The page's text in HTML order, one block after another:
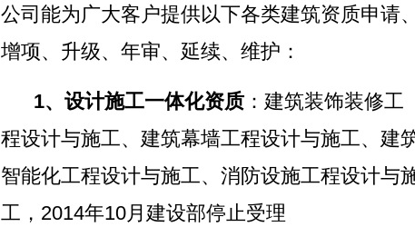
公司能为广大客户提供以下各类建筑资质申请
增项、升级、年审、延续、维护：
1、设计施工一体化资质 ：建筑装饰装修工
程设计与施工、建筑幕墙工程设计与施工、建
智能化工程设计与施工、消防设施工程设计与
工，2014年10月建设部停止受理